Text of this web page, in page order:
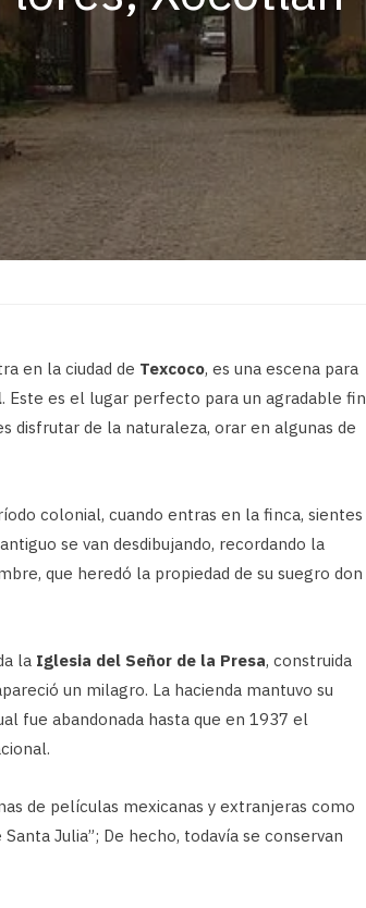
en la ciudad de Texcoco, es una escena para
. Este es el lugar perfecto para un agradable fin
disfrutar de la naturaleza, orar en algunas de
colonial, cuando entras en la finca, sientes
se van desdibujando, recordando la
que heredó la propiedad de su suegro don
la Iglesia del Señor de la Presa, construida
un milagro. La hacienda mantuvo su
fue abandonada hasta que en 1937 el
de películas mexicanas y extranjeras como
Julia”; De hecho, todavía se conservan